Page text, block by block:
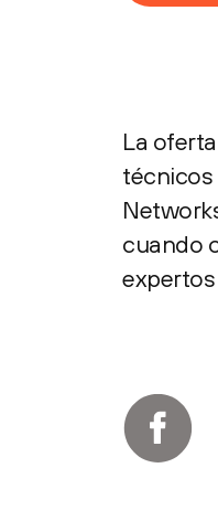
La
técnicos
cuando